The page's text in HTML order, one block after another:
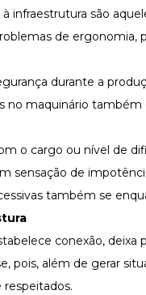
infraestrutura são
de ergonomia,
durante a
no maquinário também
o cargo ou nível de
sensação de
também se
conexão,
pois, além de gerar